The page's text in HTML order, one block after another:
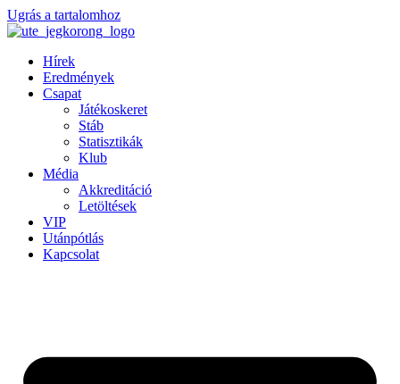
Ugrás a tartalomhoz
Hírek
Eredmények
Csapat
Játékoskeret
Stáb
Statisztikák
Klub
Média
Akkreditáció
Letöltések
VIP
Utánpótlás
Kapcsolat